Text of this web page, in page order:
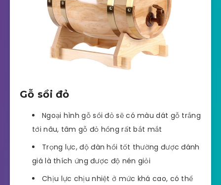
Gỗ sồi đỏ
Ngoại hình gỗ sồi đỏ sẽ có màu dát gỗ trắng
tới nâu, tâm gỗ đỏ hồng rất bắt mắt
Trọng lực, độ đàn hồi tốt thường được đánh
giá là thích ứng được độ nén giỏi
Chịu lực chịu nhiệt ở mức khá cao, có thể